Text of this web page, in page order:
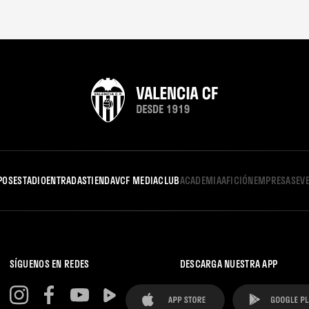
ESTADIOENTRADASTIENDAVCF MEDIACLUBACADEMIAAFICIÓNEMPRESAS
SÍGUENOS EN REDES DESCARGA NUESTRA APP